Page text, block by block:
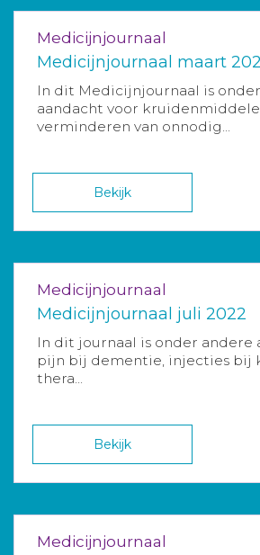
Medicijnjournaal
Medicijnjournaal maart
In dit Medicijnjournaal is
aandacht voor
verminderen van onnodig...
Bekijk
Medicijnjournaal
Medicijnjournaal juli 2022
In dit journaal is onder andere
pijn bij dementie, injecties bij
thera...
Bekijk
Medicijnjournaal